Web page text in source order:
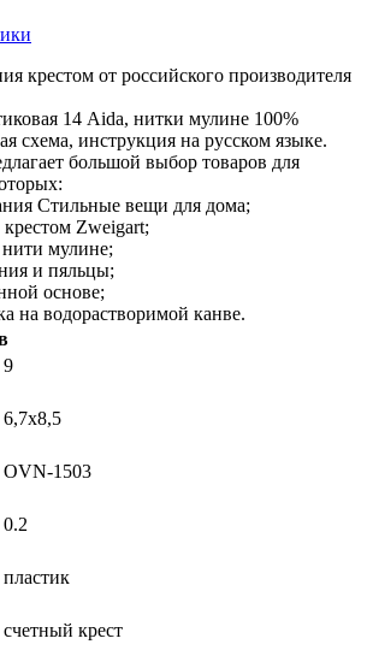
крестом от российского производителя
14 Aida, нитки мулине 100%
схема, инструкция на русском языке.
большой выбор товаров для
Стильные вещи для дома;
Zweigart;
мулине;
и пяльцы;
основе;
на водорастворимой канве.
9
6,7x8,5
OVN-1503
0.2
пластик
счетный крест